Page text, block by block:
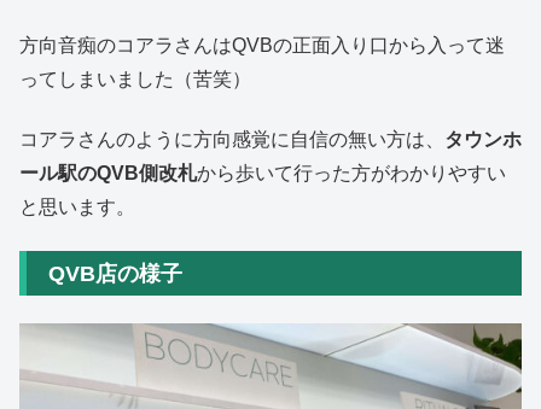
方向音痴のコアラさんはQVBの正面入り口から入って迷
ってしまいました（苦笑）
コアラさんのように方向感覚に自信の無い方は、 タウンホ
ール駅のQVB側改札から歩いて行った方がわかりやすい
と思います。
QVB店の様子